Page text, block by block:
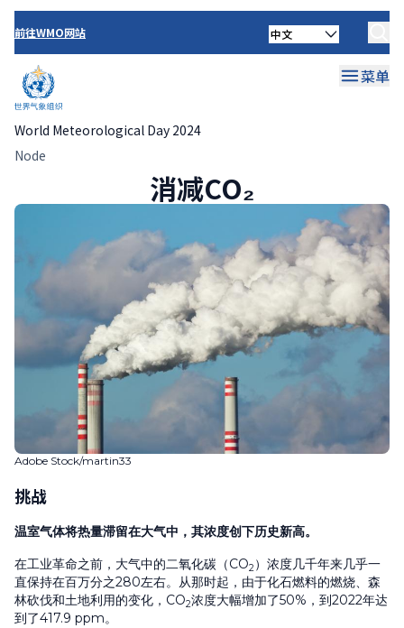
前往WMO网站
World Meteorological Day 2024
Select
your
菜单
农业和粮食安全
减缓气候变化
减缓气候变化
清洁能源
卫生和福祉
水资源管理
面
屑
Node
消减CO₂
Adobe Stock/martin33
挑战
温室气体将热量滞留在大气中，其浓度创下历史新高。
在工业革命之前，大气中的二氧化碳（CO2）浓度几千年来几乎一
直保持在百万分之280左右。从那时起，由于化石燃料的燃烧、森
林砍伐和土地利用的变化，CO2浓度大幅增加了50%，到2022年达
到了417.9 ppm。